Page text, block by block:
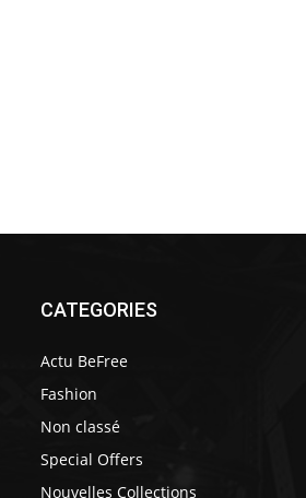
CATEGORIES
Actu BeFree
Fashion
Non classé
Special Offers
Nouvelles Collections